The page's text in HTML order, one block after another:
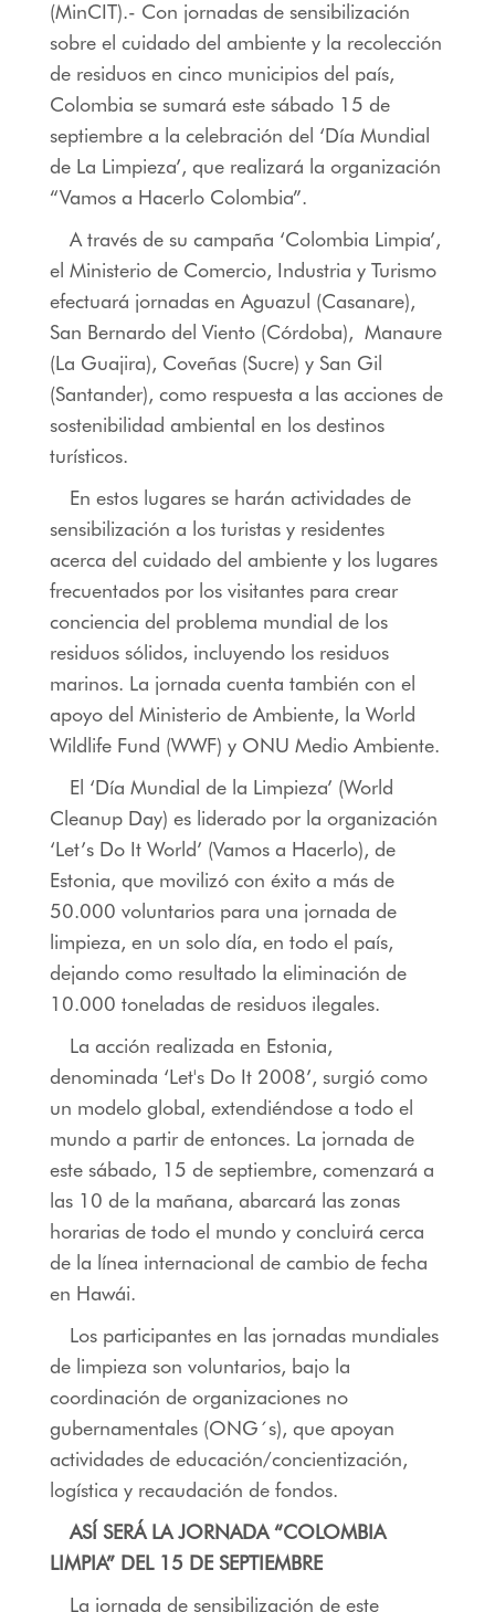
(MinCIT).- Con jornadas de sensibilización
sobre el cuidado del ambiente y la recolección
de residuos en cinco municipios del país,
Colombia se sumará este sábado 15 de
septiembre a la celebración del ‘Día Mundial
de La Limpieza’, que realizará la organización
“Vamos a Hacerlo Colombia”.
A través de su campaña ‘Colombia Limpia’,
el Ministerio de Comercio, Industria y Turismo
efectuará jornadas en Aguazul (Casanare),
San Bernardo del Viento (Córdoba), Manaure
(La Guajira), Coveñas (Sucre) y San Gil
(Santander), como respuesta a las acciones de
sostenibilidad ambiental en los destinos
turísticos.
En estos lugares se harán actividades de
sensibilización a los turistas y residentes
acerca del cuidado del ambiente y los lugares
frecuentados por los visitantes para crear
conciencia del problema mundial de los
residuos sólidos, incluyendo los residuos
marinos. La jornada cuenta también con el
apoyo del Ministerio de Ambiente, la World
Wildlife Fund (WWF) y ONU Medio Ambiente.
El ‘Día Mundial de la Limpieza’ (World
Cleanup Day) es liderado por la organización
‘Let’s Do It World’ (Vamos a Hacerlo), de
Estonia, que movilizó con éxito a más de
50.000 voluntarios para una jornada de
limpieza, en un solo día, en todo el país,
dejando como resultado la eliminación de
10.000 toneladas de residuos ilegales.
La acción realizada en Estonia,
denominada ‘Let's Do It 2008’, surgió como
un modelo global, extendiéndose a todo el
mundo a partir de entonces. La jornada de
este sábado, 15 de septiembre, comenzará a
las 10 de la mañana, abarcará las zonas
horarias de todo el mundo y concluirá cerca
de la línea internacional de cambio de fecha
en Hawái.
Los participantes en las jornadas mundiales
de limpieza son voluntarios, bajo la
coordinación de organizaciones no
gubernamentales (ONG´s), que apoyan
actividades de educación/concientización,
logística y recaudación de fondos.
ASÍ SERÁ LA JORNADA “COLOMBIA
LIMPIA” DEL 15 DE SEPTIEMBRE
La jornada de sensibilización de este